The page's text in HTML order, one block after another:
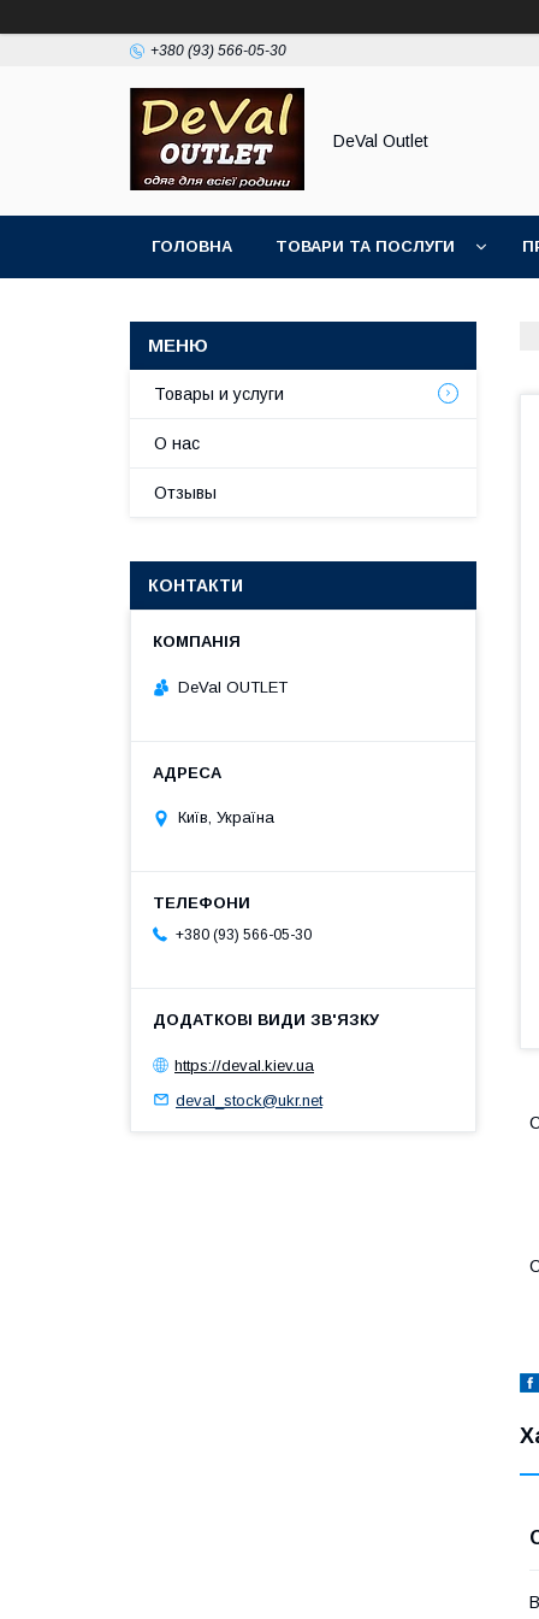
+380 (93) 566-05-30
DeVal Outlet
ГОЛОВНА ТОВАРИ ТА ПОСЛУГИ
Товары и услуги
О нас
Отзывы
КОНТАКТИ
DeVal OUTLET
Київ, Україна
+380 (93) 566-05-30
https://deval.kiev.ua
deval_stock@ukr.net